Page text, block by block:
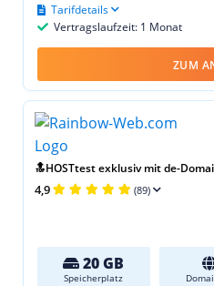
Vertragslaufzeit: 1 Monat
Tarifdetails
ZUM
🔝HOSTtest exklusiv mit de-
4,9 (89)
20 GB
Speicherplatz